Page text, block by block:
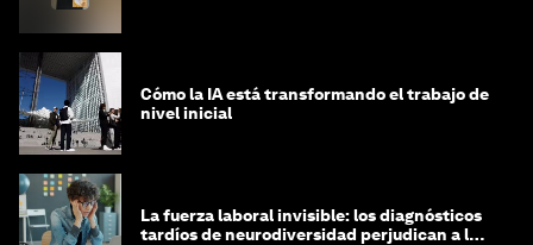
Cómo la IA está transformando el trabajo de
nivel inicial
La fuerza laboral invisible: los diagnósticos
tardíos de neurodiversidad perjudican a las